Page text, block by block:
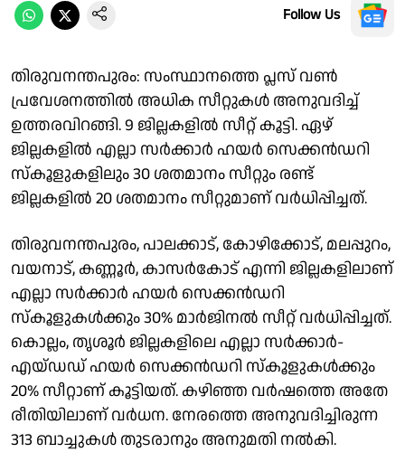
Follow Us
തിരുവനന്തപുരം: സംസ്ഥാനത്തെ പ്ലസ് വൺ
പ്രവേശനത്തിൽ അധിക സീറ്റുകൾ അനുവദിച്ച്
ഉത്തരവിറങ്ങി. 9 ജില്ലകളിൽ സീറ്റ് കൂട്ടി. ഏഴ്
ജില്ലകളിൽ എല്ലാ സർക്കാർ ഹയർ സെക്കൻഡറി
സ്കൂളുകളിലും 30 ശതമാനം സീറ്റും രണ്ട്
ജില്ലകളിൽ 20 ശതമാനം സീറ്റുമാണ് വർധിപ്പിച്ചത്.
തിരുവനന്തപുരം, പാലക്കാട്, കോഴിക്കോട്, മലപ്പുറം,
വയനാട്, കണ്ണൂർ, കാസര്‍കോട് എന്നി ജില്ലകളിലാണ്
എല്ലാ സർക്കാർ ഹയർ സെക്കൻഡറി
സ്കൂളുകൾക്കും 30% മാർജിനൽ സീറ്റ് വർധിപ്പിച്ചത്.
കൊല്ലം, തൃശൂർ ജില്ലകളിലെ എല്ലാ സർക്കാർ-
എയ്ഡഡ് ഹയർ സെക്കൻഡറി സ്കൂളുകൾക്കും
20% സീറ്റാണ് കൂട്ടിയത്. കഴിഞ്ഞ വർഷത്തെ അതേ
രീതിയിലാണ് വർധന. നേരത്തെ അനുവദിച്ചിരുന്ന
313 ബാച്ചുകൾ തുടരാനും അനുമതി നല്‍കി.